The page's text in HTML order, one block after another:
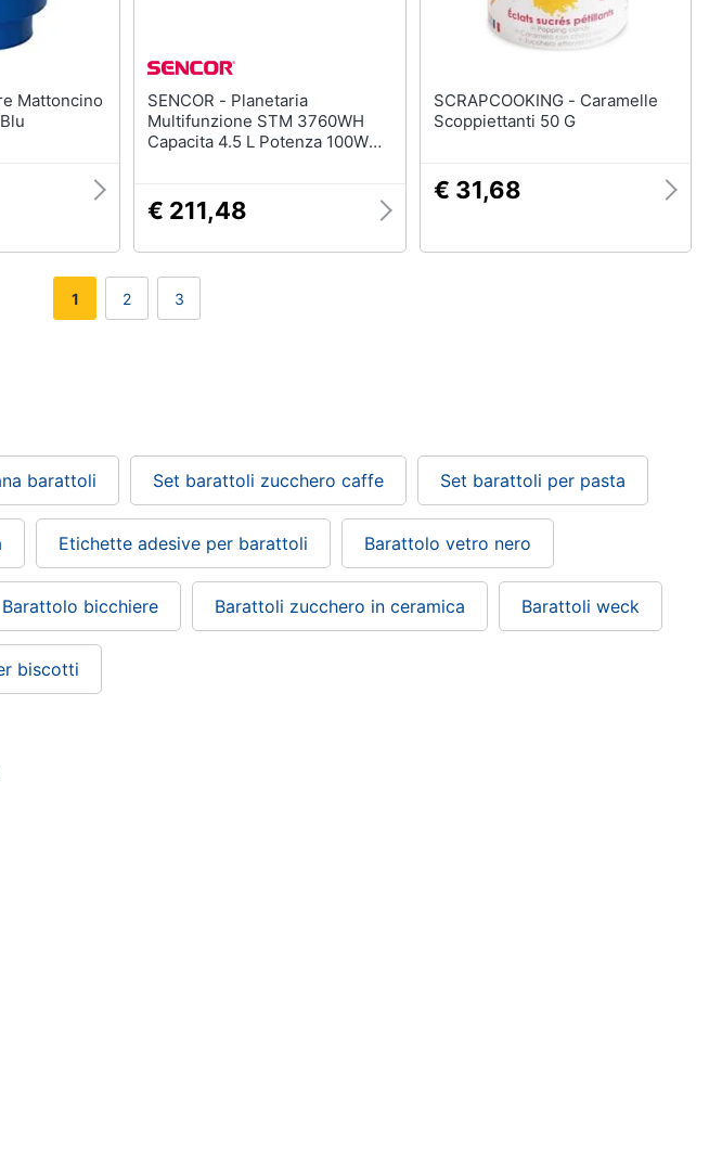
SENCOR - Planetaria
Multifunzione STM 3760WH
Capacita 4.5 L Potenza 100W
€ 211,48
SCRAPCOOKING - Caramelle
Scoppiettanti 50 G
€ 31,68
1 2 3
barattoli Set barattoli zucchero caffe Set barattoli per pasta
Etichette adesive per barattoli Barattolo vetro nero
Barattolo bicchiere Barattoli zucchero in ceramica Barattoli weck
biscotti